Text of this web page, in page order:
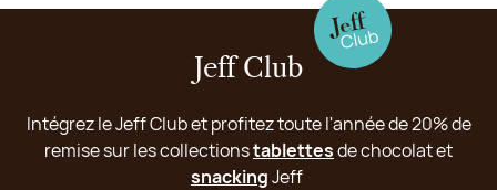
Jeff Club
Intégrez le Jeff Club et profitez toute l'année de 20% de
remise sur les collectionstablettesde chocolat et
snackingJeff